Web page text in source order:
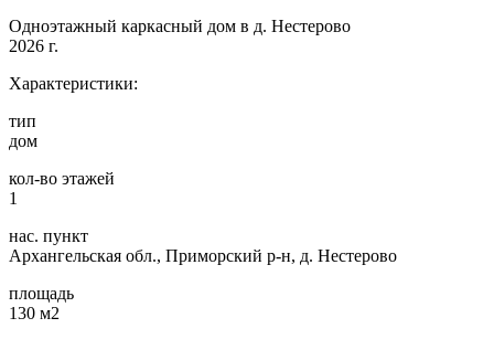
Одноэтажный каркасный дом в д. Нестерово
2026 г.
Характеристики:
тип
дом
кол-во этажей
1
нас. пункт
Архангельская обл., Приморский р-н, д. Нестерово
площадь
130 м2